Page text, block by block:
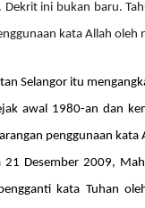
Dekrit ini bukan baru.
kata Allah oleh
Selangor itu
awal 1980-an dan
penggunaan
21 Desember 2009,
kata Tuhan